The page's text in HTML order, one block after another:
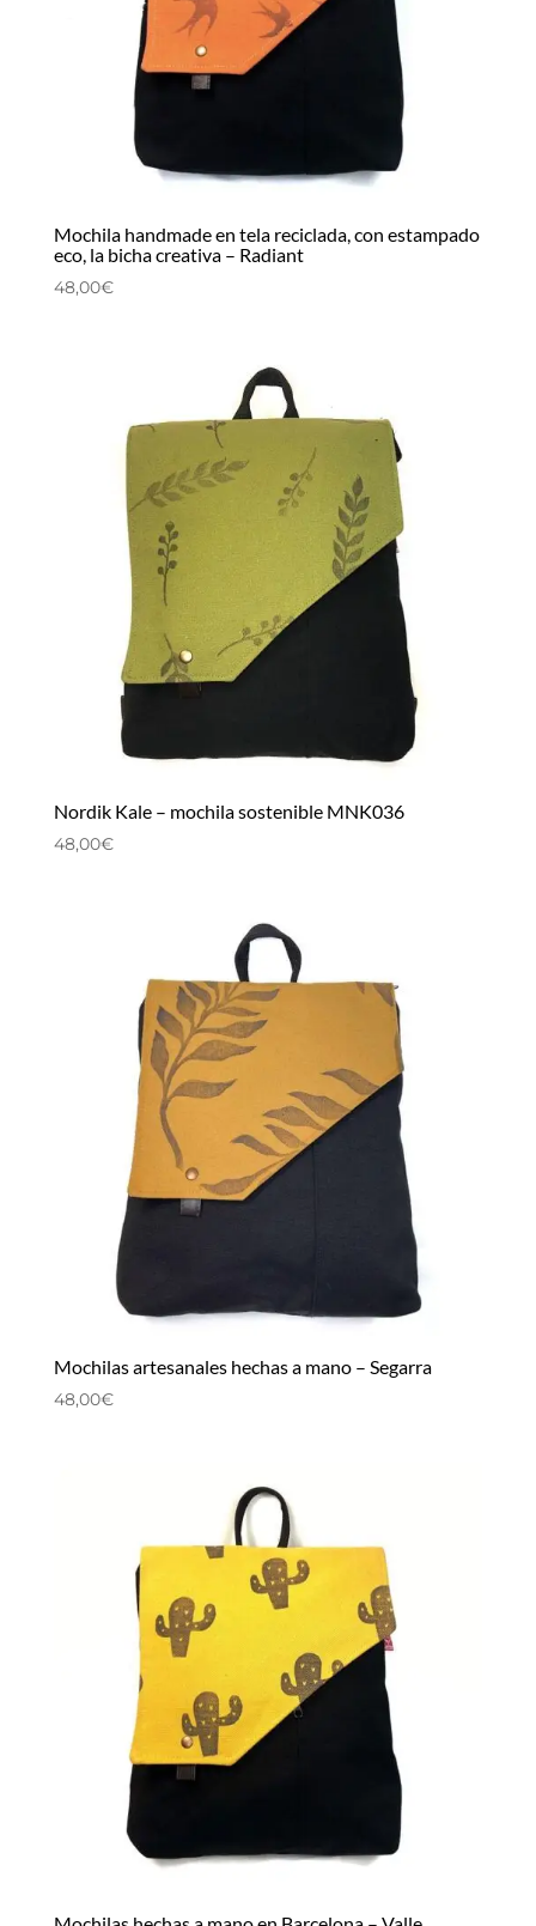
Mochila handmade en tela reciclada, con estampado
eco, la bicha creativa – Radiant
48,00€
Nordik Kale – mochila sostenible MNK036
48,00€
Mochilas artesanales hechas a mano – Segarra
48,00€